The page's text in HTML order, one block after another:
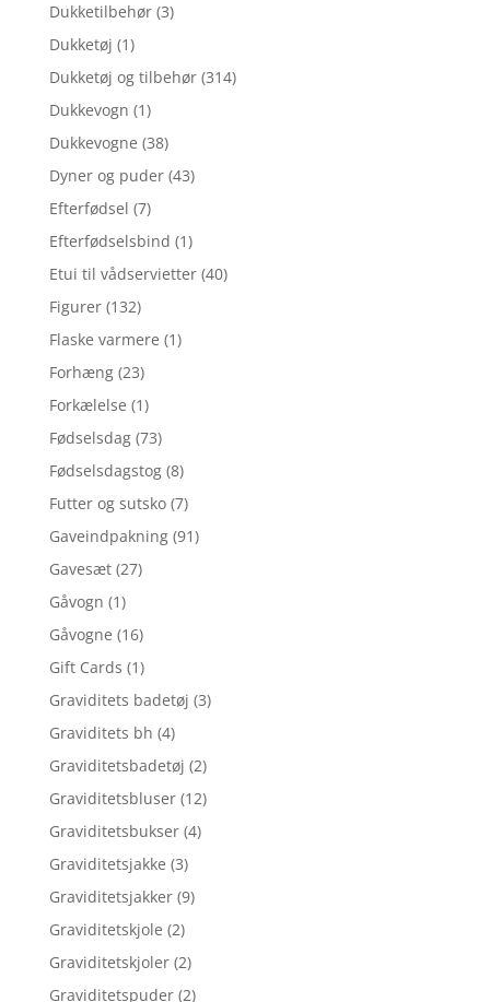
Dukketilbehør (3)
Dukketøj (1)
Dukketøj og tilbehør (314)
Dukkevogn (1)
Dukkevogne (38)
Dyner og puder (43)
Efterfødsel (7)
Efterfødselsbind (1)
Etui til vådservietter (40)
Figurer (132)
Flaske varmere (1)
Forhæng (23)
Forkælelse (1)
Fødselsdag (73)
Fødselsdagstog (8)
Futter og sutsko (7)
Gaveindpakning (91)
Gavesæt (27)
Gåvogn (1)
Gåvogne (16)
Gift Cards (1)
Graviditets badetøj (3)
Graviditets bh (4)
Graviditetsbadetøj (2)
Graviditetsbluser (12)
Graviditetsbukser (4)
Graviditetsjakke (3)
Graviditetsjakker (9)
Graviditetskjole (2)
Graviditetskjoler (2)
Graviditetspuder (2)